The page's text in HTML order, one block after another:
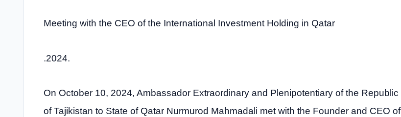
Meeting with the CEO of the International Investment Holding in Qatar
.2024.
On October 10, 2024, Ambassador Extraordinary and Plenipotentiary of the Republic
of Tajikistan to State of Qatar Nurmurod Mahmadali met with the Founder and CEO of